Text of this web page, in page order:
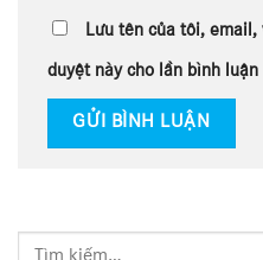
Lưu tên của tôi,
duyệt này cho lần bình